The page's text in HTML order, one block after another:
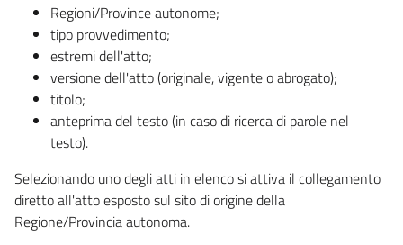
Regioni/Province autonome;
tipo provvedimento;
estremi dell'atto;
versione dell'atto (originale, vigente o abrogato);
titolo;
anteprima del testo (in caso di ricerca di parole nel
testo).
Selezionando uno degli atti in elenco si attiva il collegamento
diretto all'atto esposto sul sito di origine della
Regione/Provincia autonoma.